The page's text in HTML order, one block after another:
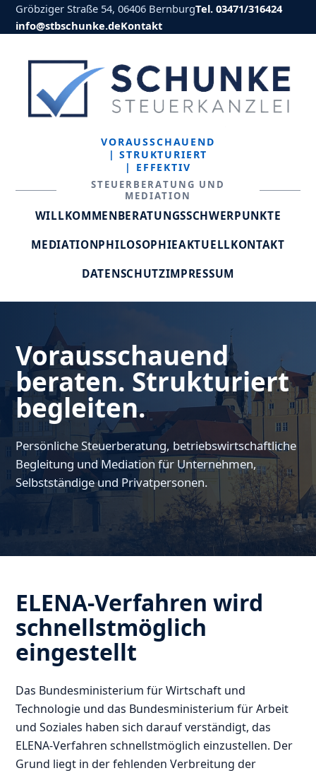
Gröbziger Straße 54, 06406 BernburgTel. 03471/316424
info@stbschunke.deKontakt
VORAUSSCHAUEND
| STRUKTURIERT
| EFFEKTIV
STEUERBERATUNG UND
MEDIATION
WILLKOMMENBERATUNGSSCHWERPUNKTE
MEDIATIONPHILOSOPHIEAKTUELLKONTAKT
DATENSCHUTZIMPRESSUM
Vorausschauend
beraten. Strukturiert
begleiten.
Persönliche Steuerberatung, betriebswirtschaftliche
Begleitung und Mediation für Unternehmen,
Selbstständige und Privatpersonen.
ELENA-Verfahren wird
schnellstmöglich
eingestellt
Das Bundesministerium für Wirtschaft und
Technologie und das Bundesministerium für Arbeit
und Soziales haben sich darauf verständigt, das
ELENA-Verfahren schnellstmöglich einzustellen. Der
Grund liegt in der fehlenden Verbreitung der